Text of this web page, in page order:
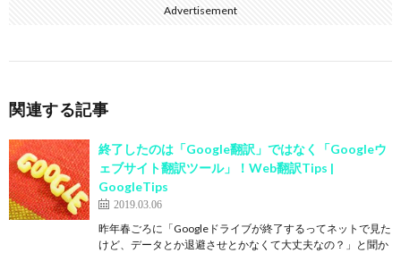
Advertisement
関連する記事
終了したのは「Google翻訳」ではなく「Googleウ
ェブサイト翻訳ツール」！Web翻訳Tips |
GoogleTips
2019.03.06
昨年春ごろに「Googleドライブが終了するってネットで見た
けど、データとか退避させとかなくて大丈夫なの？」と聞か